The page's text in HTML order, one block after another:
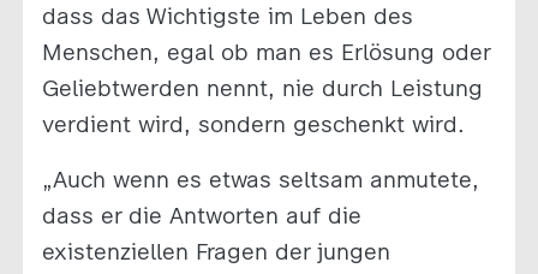
dass das Wichtigste im Leben des
Menschen, egal ob man es Erlösung oder
Geliebtwerden nennt, nie durch Leistung
verdient wird, sondern geschenkt wird.
„Auch wenn es etwas seltsam anmutete,
dass er die Antworten auf die
existenziellen Fragen der jungen